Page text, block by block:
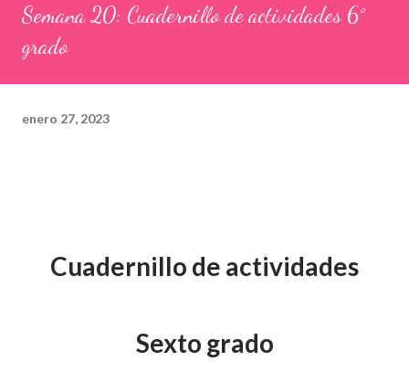
Semana 20: Cuadernillo de actividades 6°
grado
enero 27, 2023
Cuadernillo de actividades
Sexto grado